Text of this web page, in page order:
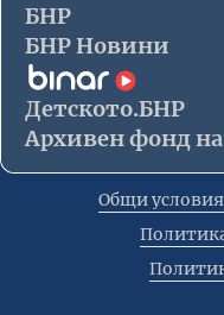
БНР
БНР Новини
Детското.БНР
Архивен фонд
Общи условия